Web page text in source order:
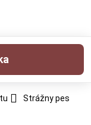
Strážny pes